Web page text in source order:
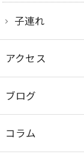
子連れ
アクセス
ブログ
コラム